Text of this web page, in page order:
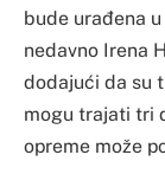
bude urađena
nedavno Irena
dodajući da su
mogu trajati tri
opreme može